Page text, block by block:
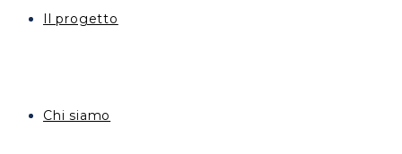
Il progetto
Chi siamo